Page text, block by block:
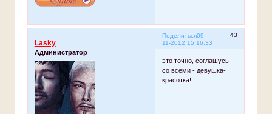
Поделиться 43
09-
11-2012 15:16:33
Lasky
Администратор
это точно, соглашусь
со всеми - девушка-
красотка!